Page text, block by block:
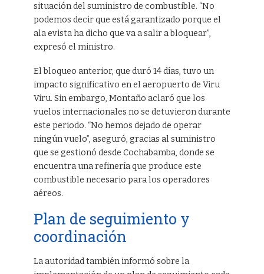
situación del suministro de combustible. “No
podemos decir que está garantizado porque el
ala evista ha dicho que va a salir a bloquear”,
expresó el ministro.
El bloqueo anterior, que duró 14 días, tuvo un
impacto significativo en el aeropuerto de Viru
Viru. Sin embargo, Montaño aclaró que los
vuelos internacionales no se detuvieron durante
este periodo. “No hemos dejado de operar
ningún vuelo”, aseguró, gracias al suministro
que se gestionó desde Cochabamba, donde se
encuentra una refinería que produce este
combustible necesario para los operadores
aéreos.
Plan de seguimiento y
coordinación
La autoridad también informó sobre la